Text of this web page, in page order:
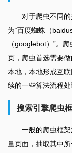
对于爬虫不同
为“百度蜘蛛（
（googlebot）”。
页，爬虫首选需要
本地，本地形成互
续的一些算法流程处
搜索引擎爬虫
一般的爬虫框
量页面，抽取其中